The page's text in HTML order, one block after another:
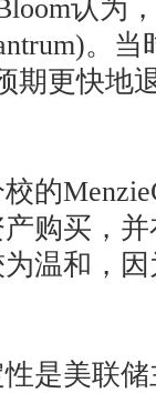
认为
。
期更快地
购买，
温和，
美联储